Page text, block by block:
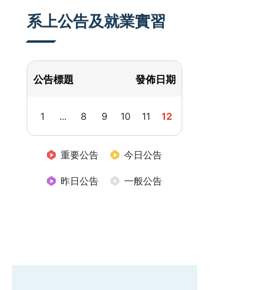
系上公告及就業實習
公告標題 發佈日期
1 ... 8 9 10 11 12
重要公告 今日公告
昨日公告 一般公告